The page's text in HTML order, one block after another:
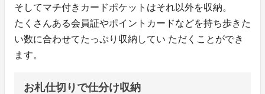
そしてマチ付きカードポケットはそれ以外を収納。
たくさんある会員証やポイントカードなどを持ち歩きた
い数に合わせてたっぷり収納してい ただくことができ
ます。
お札仕切りで仕分け収納